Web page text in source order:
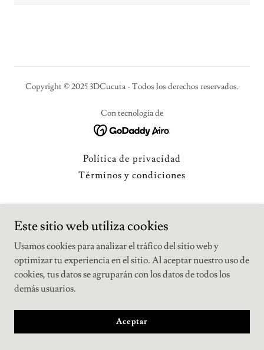
Copyright © 2025 3DCucuta - Todos los derechos reservados.
Con tecnología de
Política de privacidad
Términos y condiciones
Este sitio web utiliza cookies
Usamos cookies para analizar el tráfico del sitio web y
optimizar tu experiencia en el sitio. Al aceptar nuestro uso de
cookies, tus datos se agruparán con los datos de todos los
demás usuarios.
Aceptar